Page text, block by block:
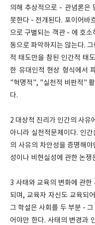
의해 추상적으로 - 관념론은
못한다 - 전개된다. 포이어바
으로 구별되는 객관 - 에 호
동으로 파악하지는 않는다.
적 태도만을 참된 인간적 태
한 유대인적 현상 형식에서
"혁명적", "실천적 비판적"
다.
2 대상적 진리가 인간의 사유
아니라 실천적문제이다. 인
의 사유의 차안성을 증명해
성이나 비현실성에 관한 논
3 사태와 교육의 변화에 관
되며, 교육자 자신도 교육되
그 학설은 사회를 두 부분 -
어야만 한다. 사태의 변경과